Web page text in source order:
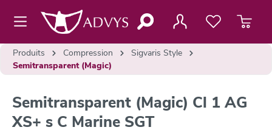
principal
Produits Compression
Sigvaris Style
Semitransparent (Magic)
Semitransparent (Magic) Cl 1 AG
XS+ s C Marine SGT